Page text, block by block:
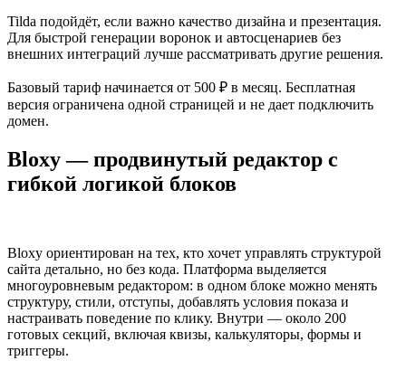
Tilda подойдёт, если важно качество дизайна и презентация.
Для быстрой генерации воронок и автосценариев без
внешних интеграций лучше рассматривать другие решения.
Базовый тариф начинается от 500 ₽ в месяц. Бесплатная
версия ограничена одной страницей и не дает подключить
домен.
Bloxy — продвинутый редактор с
гибкой логикой блоков
Bloxy ориентирован на тех, кто хочет управлять структурой
сайта детально, но без кода. Платформа выделяется
многоуровневым редактором: в одном блоке можно менять
структуру, стили, отступы, добавлять условия показа и
настраивать поведение по клику. Внутри — около 200
готовых секций, включая квизы, калькуляторы, формы и
триггеры.